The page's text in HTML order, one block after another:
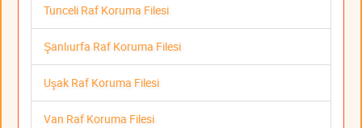
Tunceli Raf Koruma Filesi
Şanlıurfa Raf Koruma Filesi
Uşak Raf Koruma Filesi
Van Raf Koruma Filesi